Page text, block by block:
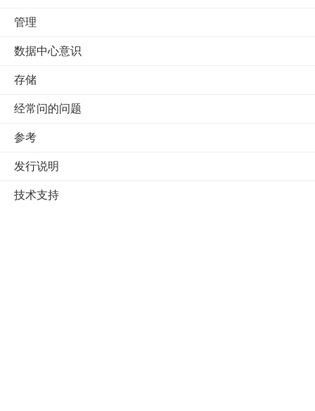
管理
数据中心意识
存储
经常问的问题
参考
发行说明
技术支持